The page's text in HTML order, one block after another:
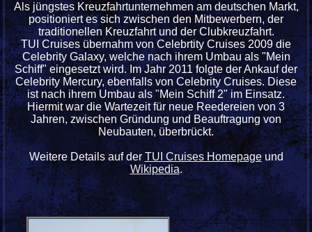
Als jüngstes Kreuzfahrtunternehmen am deutschen Markt,
positioniert es sich zwischen den Mitbewerbern, der
traditionellen Kreuzfahrt und der Clubkreuzfahrt.
TUI Cruises übernahm von Celebrtity Cruises 2009 die
Celebrity Galaxy, welche nach ihrem Umbau als "Mein
Schiff" eingesetzt wird. Im Jahr 2011 folgte der Ankauf der
Celebrity Mercury, ebenfalls von Celebrity Cruises. Diese
ist nach ihrem Umbau als "Mein Schiff 2" im Einsatz.
Hiermit war die Wartezeit für neue Reedereien von 3
Jahren, zwischen Gründung und Beauftragung von
Neubauten, überbrückt.
Weitere Details auf der TUI Cruises Homepageund
Wikipedia.